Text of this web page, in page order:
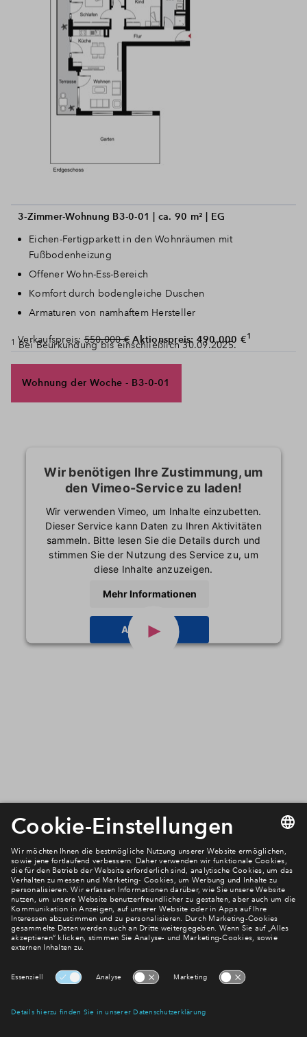
3-Zimmer-Wohnung B3-0-01 | ca. 90 m² | EG
Eichen-Fertigparkett in den Wohnräumen mit
Fußbodenheizung
Offener Wohn-Ess-Bereich
Komfort durch bodengleiche Duschen
Armaturen von namhaftem Hersteller
Verkaufspreis:550.000 € Aktionspreis: 490.000 €1
1 Bei Beurkundung bis einschließlich 30.09.2025.
Wohnung der Woche - B3-0-01
Wir benötigen Ihre Zustimmung, um
den Vimeo-Service zu laden!
Wir verwenden Vimeo, um Inhalte einzubetten.
Dieser Service kann Daten zu Ihren Aktivitäten
sammeln. Bitte lesen Sie die Details durch und
stimmen Sie der Nutzung des Service zu, um
diese Inhalte anzuzeigen.
Mehr Informationen
Akzeptieren
Newsletter Anmeldung
Verpassen Sie zu diesem Wohnprojekt keine Neuigkeiten
mehr! Wir halten Sie auf dem Laufenden – mit unserem
regelmäßig erscheinenden Newsletter informieren wir Sie
über den Stand dieses und weiterer Neubauprojekte.
Abonnieren